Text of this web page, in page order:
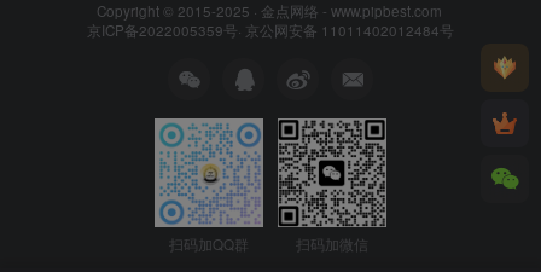
Copyright © 2015-2025 · 金点网络 - www.pipbest.com
京ICP备2022005359号· 京公网安备 11011402012484号
扫码加QQ群 扫码加微信